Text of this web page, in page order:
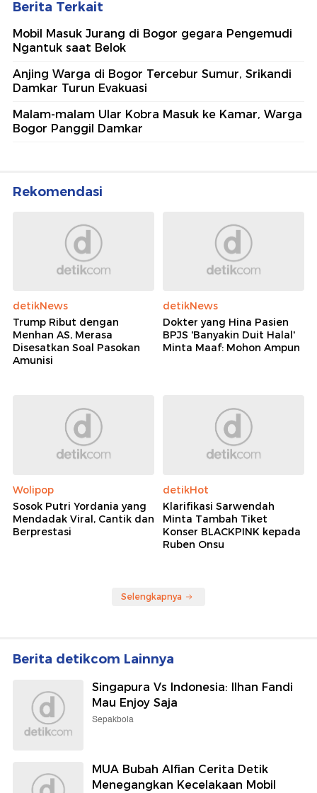
Berita Terkait
Mobil Masuk Jurang di Bogor gegara Pengemudi
Ngantuk saat Belok
Anjing Warga di Bogor Tercebur Sumur, Srikandi
Damkar Turun Evakuasi
Malam-malam Ular Kobra Masuk ke Kamar, Warga
Bogor Panggil Damkar
Rekomendasi
detikNews
Trump Ribut dengan
Menhan AS, Merasa
Disesatkan Soal Pasokan
Amunisi
detikNews
Dokter yang Hina Pasien
BPJS 'Banyakin Duit Halal'
Minta Maaf: Mohon Ampun
Wolipop
Sosok Putri Yordania yang
Mendadak Viral, Cantik dan
Berprestasi
detikHot
Klarifikasi Sarwendah
Minta Tambah Tiket
Konser BLACKPINK kepada
Ruben Onsu
Selengkapnya
Berita detikcom Lainnya
Singapura Vs Indonesia: Ilhan Fandi
Mau Enjoy Saja
Sepakbola
MUA Bubah Alfian Cerita Detik
Menegangkan Kecelakaan Mobil